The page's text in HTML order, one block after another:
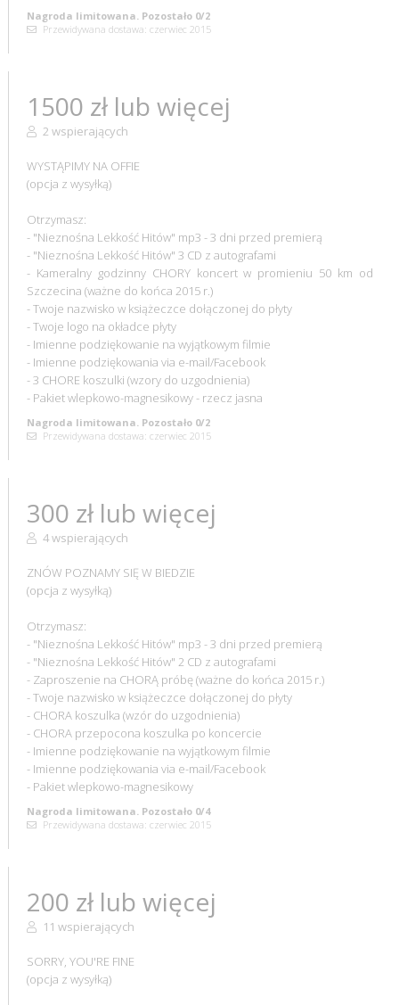
Nagroda limitowana. Pozostało 0/2
Przewidywana dostawa: czerwiec 2015
1500 zł lub więcej
2 wspierających
WYSTĄPIMY NA OFFIE
(opcja z wysyłką)
Otrzymasz:
- "Nieznośna Lekkość Hitów" mp3 - 3 dni przed premierą
- "Nieznośna Lekkość Hitów" 3 CD z autografami
- Kameralny godzinny CHORY koncert w promieniu 50 km od
Szczecina (ważne do końca 2015 r.)
- Twoje nazwisko w książeczce dołączonej do płyty
- Twoje logo na okładce płyty
- Imienne podziękowanie na wyjątkowym filmie
- Imienne podziękowania via e-mail/Facebook
- 3 CHORE koszulki (wzory do uzgodnienia)
- Pakiet wlepkowo-magnesikowy - rzecz jasna
Nagroda limitowana. Pozostało 0/2
Przewidywana dostawa: czerwiec 2015
300 zł lub więcej
4 wspierających
ZNÓW POZNAMY SIĘ W BIEDZIE
(opcja z wysyłką)
Otrzymasz:
- "Nieznośna Lekkość Hitów" mp3 - 3 dni przed premierą
- "Nieznośna Lekkość Hitów" 2 CD z autografami
- Zaproszenie na CHORĄ próbę (ważne do końca 2015 r.)
- Twoje nazwisko w książeczce dołączonej do płyty
- CHORA koszulka (wzór do uzgodnienia)
- CHORA przepocona koszulka po koncercie
- Imienne podziękowanie na wyjątkowym filmie
- Imienne podziękowania via e-mail/Facebook
- Pakiet wlepkowo-magnesikowy
Nagroda limitowana. Pozostało 0/4
Przewidywana dostawa: czerwiec 2015
200 zł lub więcej
11 wspierających
SORRY, YOU'RE FINE
(opcja z wysyłką)